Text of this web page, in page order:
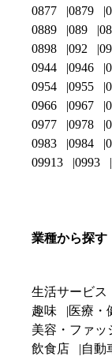
0877
0879
0889
089
0898
092
0944
0946
0954
0955
0966
0967
0977
0978
0983
0984
09913
0993
業種から探す
生活サービス
趣味
医療・
美容・ファッ
飲食店
自動